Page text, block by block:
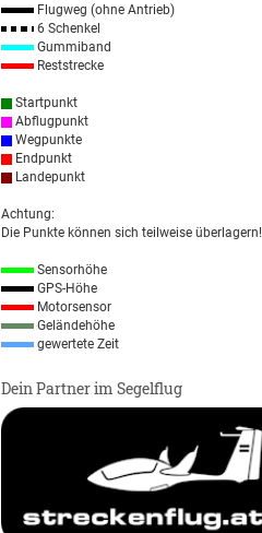
Flugweg (ohne Antrieb)
6 Schenkel
Gummiband
Reststrecke
Startpunkt
Abflugpunkt
Wegpunkte
Endpunkt
Landepunkt
Achtung:
Die Punkte können sich teilweise überlagern!
Sensorhöhe
GPS-Höhe
Motorsensor
Geländehöhe
gewertete Zeit
Dein Partner im Segelflug